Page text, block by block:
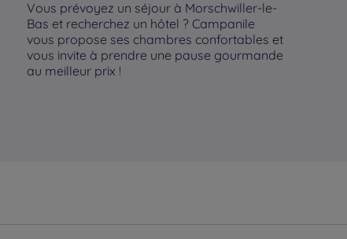
Vous prévoyez un séjour à Morschwiller-le-
Bas et recherchez un hôtel ? Campanile
vous propose ses chambres confortables et
vous invite à prendre une pause gourmande
au meilleur prix !